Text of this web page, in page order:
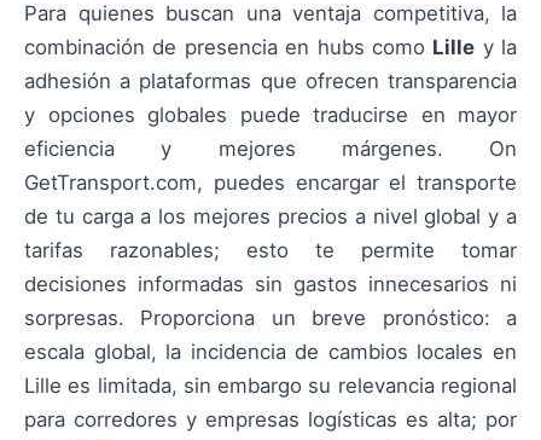
Para quienes buscan una ventaja competitiva, la
combinación de presencia en hubs como Lille y la
adhesión a plataformas que ofrecen transparencia
y opciones globales puede traducirse en mayor
eficiencia y mejores márgenes. On
GetTransport.com, puedes encargar el transporte
de tu carga a los mejores precios a nivel global y a
tarifas razonables; esto te permite tomar
decisiones informadas sin gastos innecesarios ni
sorpresas. Proporciona un breve pronóstico: a
escala global, la incidencia de cambios locales en
Lille es limitada, sin embargo su relevancia regional
para corredores y empresas logísticas es alta; por